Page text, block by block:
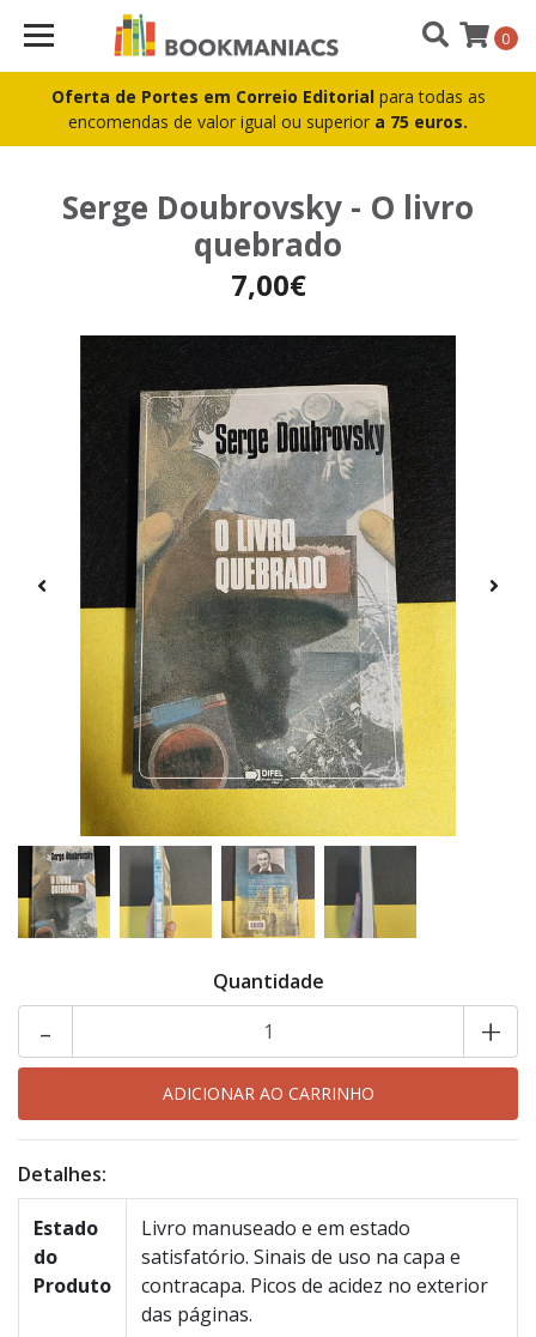
Oferta de Portes em Correio Editorial para todas as
encomendas de valor igual ou superior a 75 euros.
0
Serge Doubrovsky - O livro
quebrado
7,00€
Quantidade
+
-
Detalhes:
Estado
do
Produto
Livro manuseado e em estado
satisfatório. Sinais de uso na capa e
contracapa. Picos de acidez no exterior
das páginas.